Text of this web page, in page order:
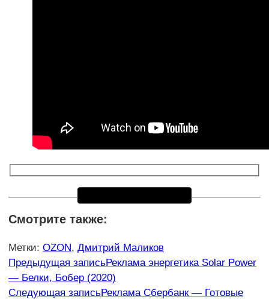
Смотрите также:
Метки: OZON, Дмитрий Маликов
Еще
статьи
Предыдущая записьРеклама энергетика Solar Power
— Белки, Бобер (2020)
Следующая записьРеклама Сбербанк — Готовые